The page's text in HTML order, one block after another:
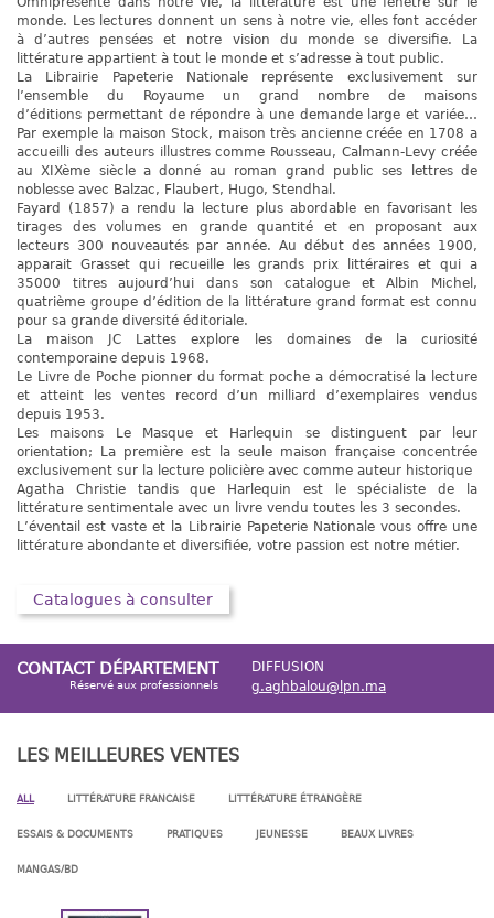
monde. Les lectures donnent un sens à notre vie, elles font accéder
à d’autres pensées et notre vision du monde se diversifie. La
littérature appartient à tout le monde et s’adresse à tout public.
La Librairie Papeterie Nationale représente exclusivement sur
l’ensemble du Royaume un grand nombre de maisons
d’éditions permettant de répondre à une demande large et variée…
Par exemple la maison Stock, maison très ancienne créée en 1708 a
accueilli des auteurs illustres comme Rousseau, Calmann-Levy créée
au XIXème siècle a donné au roman grand public ses lettres de
noblesse avec Balzac, Flaubert, Hugo, Stendhal.
Fayard (1857) a rendu la lecture plus abordable en favorisant les
tirages des volumes en grande quantité et en proposant aux
lecteurs 300 nouveautés par année. Au début des années 1900,
apparait Grasset qui recueille les grands prix littéraires et qui a
35000 titres aujourd’hui dans son catalogue et Albin Michel,
quatrième groupe d’édition de la littérature grand format est connu
pour sa grande diversité éditoriale.
La maison JC Lattes explore les domaines de la curiosité
contemporaine depuis 1968.
Le Livre de Poche pionner du format poche a démocratisé la lecture
et atteint les ventes record d’un milliard d’exemplaires vendus
depuis 1953.
Les maisons Le Masque et Harlequin se distinguent par leur
orientation; La première est la seule maison française concentrée
exclusivement sur la lecture policière avec comme auteur historique
Agatha Christie tandis que Harlequin est le spécialiste de la
littérature sentimentale avec un livre vendu toutes les 3 secondes.
L’éventail est vaste et la Librairie Papeterie Nationale vous offre une
littérature abondante et diversifiée, votre passion est notre métier.
Catalogues à consulter
CONTACT DÉPARTEMENT
Réservé aux professionnels
DIFFUSION
g.aghbalou@lpn.ma
LES MEILLEURES VENTES
ALL LITTÉRATURE FRANCAISE LITTÉRATURE ÉTRANGÈRE
ESSAIS & DOCUMENTS PRATIQUES JEUNESSE BEAUX LIVRES
MANGAS/BD